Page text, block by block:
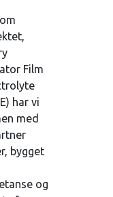
Film
har vi
med
bygget
og